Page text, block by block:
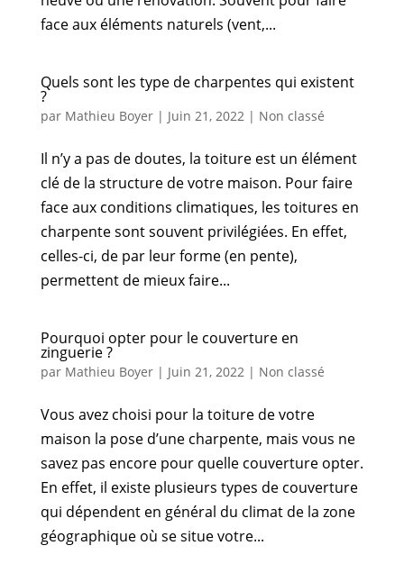
face aux éléments naturels (vent,...
Quels sont les type de charpentes qui existent
?
par Mathieu Boyer| Juin 21, 2022 | Non classé
Il n’y a pas de doutes, la toiture est un élément
clé de la structure de votre maison. Pour faire
face aux conditions climatiques, les toitures en
charpente sont souvent privilégiées. En effet,
celles-ci, de par leur forme (en pente),
permettent de mieux faire...
Pourquoi opter pour le couverture en
zinguerie ?
par Mathieu Boyer| Juin 21, 2022 | Non classé
Vous avez choisi pour la toiture de votre
maison la pose d’une charpente, mais vous ne
savez pas encore pour quelle couverture opter.
En effet, il existe plusieurs types de couverture
qui dépendent en général du climat de la zone
géographique où se situe votre...